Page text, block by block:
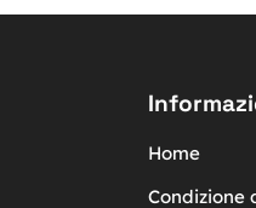
Home
Condizione